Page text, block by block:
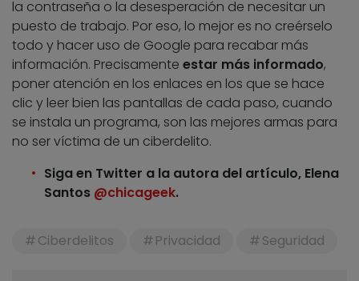
la contraseña o la desesperación de necesitar un
puesto de trabajo. Por eso, lo mejor es no creérselo
todo y hacer uso de Google para recabar más
información. Precisamente estar más informado,
poner atención en los enlaces en los que se hace
clic y leer bien las pantallas de cada paso, cuando
se instala un programa, son las mejores armas para
no ser víctima de un ciberdelito.
Siga en Twitter a la autora del artículo, Elena
Santos @chicageek.
Ciberdelitos Privacidad Seguridad